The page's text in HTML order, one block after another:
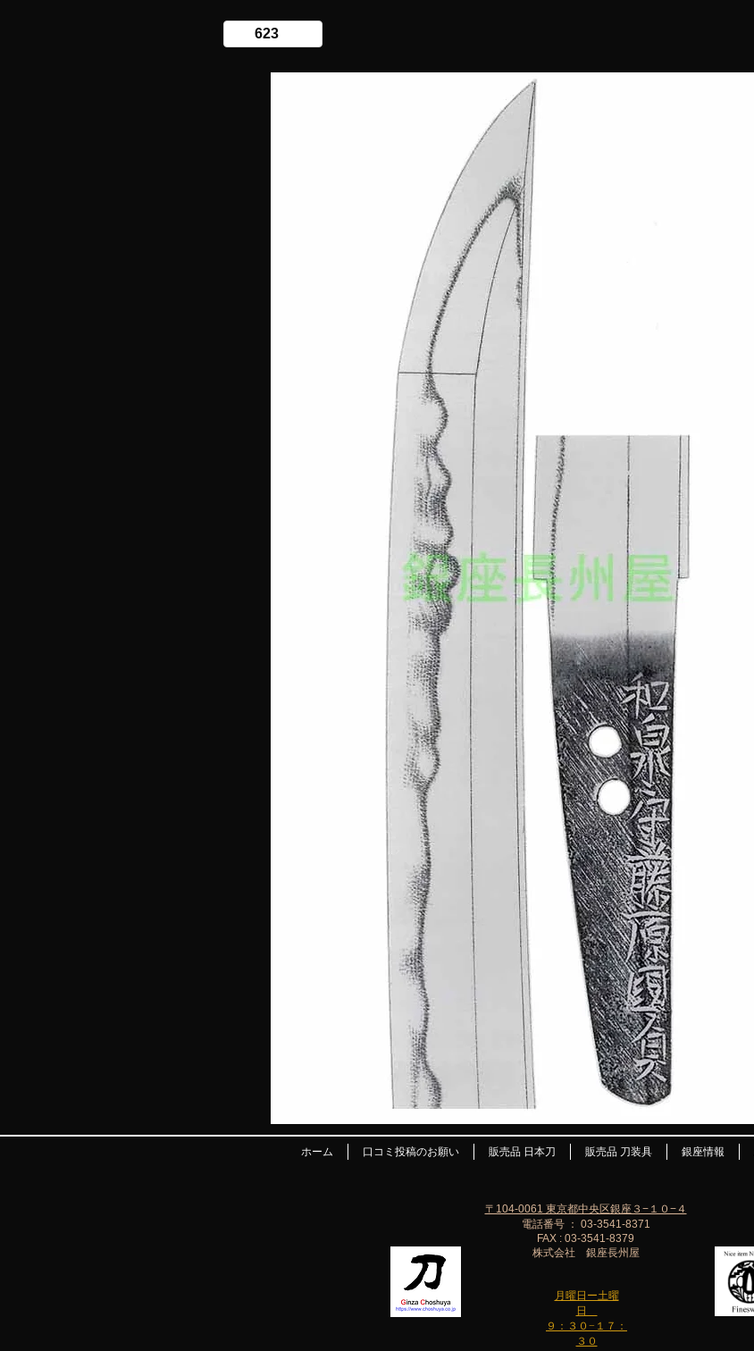
ホーム 口コミ投稿のお願い 販売品 日本刀 販売品 刀装具 銀座情報
月曜日ー土曜
日
９：３０−１７：
３０
〒104-0061 東京都中央区銀座３−１０−４
電話番号 ： 03-3541-8371
FAX : 03-3541-8379
株式会社 銀座長州屋